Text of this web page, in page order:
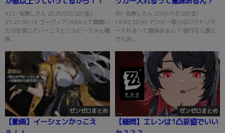
422: 名無しさん 2025/02/28(金)
21:21:30.18 ヴィヴィアンはAって噂聞い
たのを信じてバーニスとシルビーちゃん確
保...
38: 名無しさん 2025/03/28(金)
16:42:32.95 アンビー取らないでトリガ
ー入れるって意味あるん？ 強行なら誰と
でも合...
ゼンゼロまとめ
【動画】イーシェンかっこえ
ゼンゼロまとめ
【疑問】エレンは1凸妥協でいい